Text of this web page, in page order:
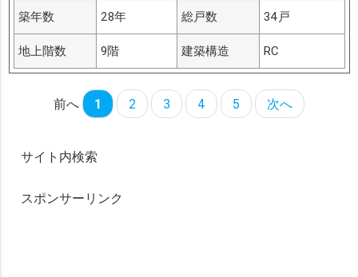
築年数 28年 総戸数 34戸
地上階数 9階 建築構造 RC
前へ 1 2 3 4 5 次へ
サイト内検索
スポンサーリンク